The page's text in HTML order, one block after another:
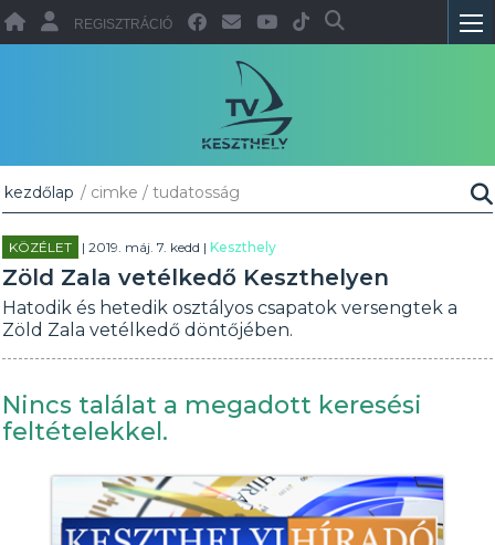
REGISZTRÁCIÓ
kezdőlap / cimke / tudatosság
KÖZÉLET | 2019. máj. 7. kedd |Keszthely
Zöld Zala vetélkedő Keszthelyen
Hatodik és hetedik osztályos csapatok versengtek a
Zöld Zala vetélkedő döntőjében.
Nincs találat a megadott keresési
feltételekkel.